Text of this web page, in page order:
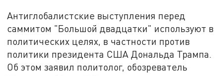
Антиглобалистские выступления перед
саммитом "Большой двадцатки" используют в
политических целях, в частности против
политики президента США Дональда Трампа.
Об этом заявил политолог, обозреватель